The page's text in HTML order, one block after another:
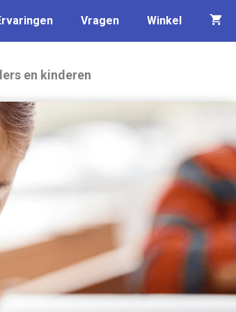
Vragen Winkel
en kinderen